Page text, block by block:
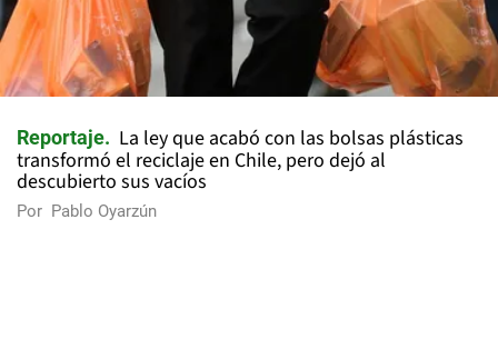
Reportaje
La ley que acabó con las bolsas plásticas
transformó el reciclaje en Chile, pero dejó al
descubierto sus vacíos
Por Pablo Oyarzún